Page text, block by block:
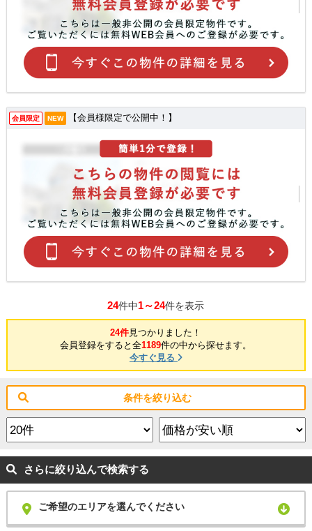
会員限定 NEW 【会員様限定で公開中！】
24件中1～24件を表示
24件見つかりました！
会員登録をすると全1189件の中から探せます。
今すぐ見る
条件を絞り込む
さらに絞り込んで検索する
ご希望のエリアを選んでください